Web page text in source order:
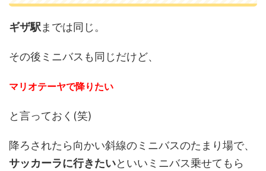
ギザ駅 までは同じ。
その後ミニバスも同じだけど、
マリオテーヤで降りたい
と言っておく(笑)
降ろされたら向かい斜線のミニバスのたまり場で、
サッカーラに行きたいといいミニバス乗せてもら